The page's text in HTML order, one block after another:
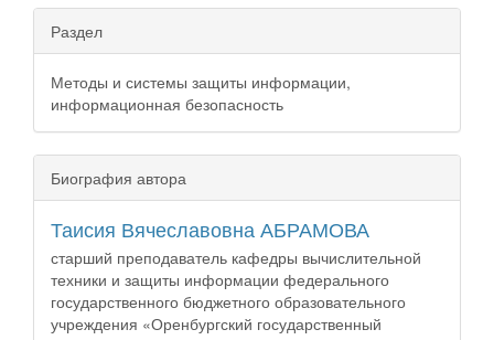
Раздел
Методы и системы защиты информации,
информационная безопасность
Биография автора
Таисия Вячеславовна АБРАМОВА
старший преподаватель кафедры вычислительной
техники и защиты информации федерального
государственного бюджетного образовательного
учреждения «Оренбургский государственный